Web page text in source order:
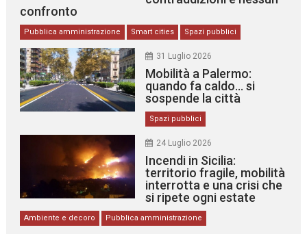
confronto
Pubblica amministrazione Smart cities Spazi pubblici
31 Luglio 2026
Mobilità a Palermo:
quando fa caldo… si
sospende la città
Spazi pubblici
24 Luglio 2026
Incendi in Sicilia:
territorio fragile, mobilità
interrotta e una crisi che
si ripete ogni estate
Ambiente e decoro Pubblica amministrazione